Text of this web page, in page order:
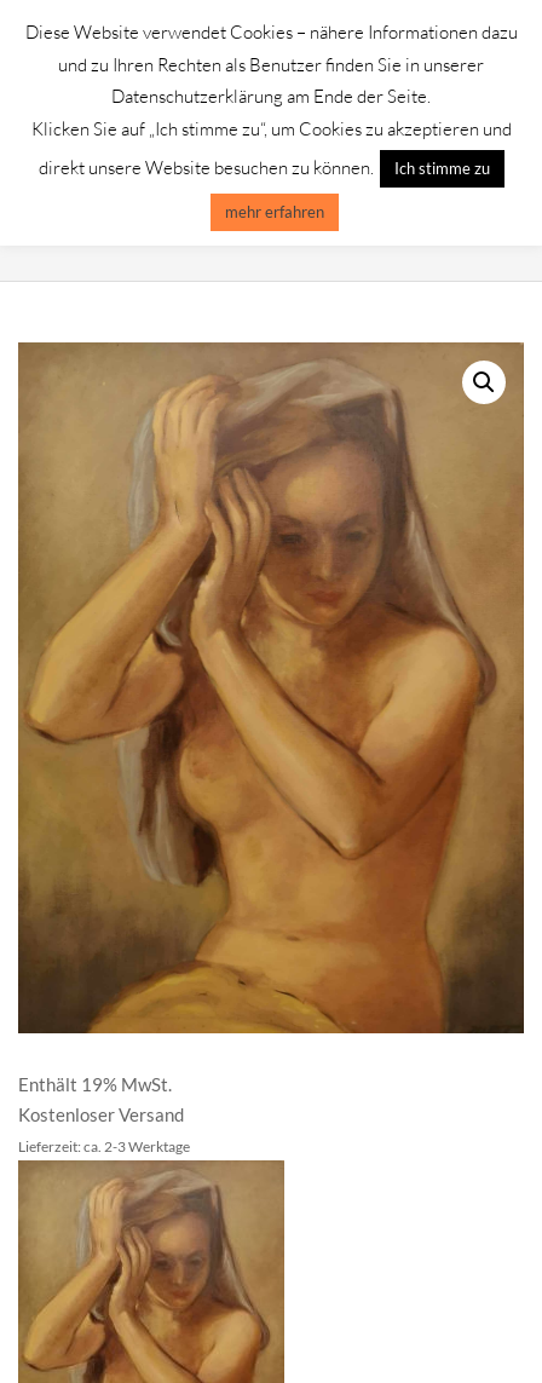
content GALERIE CHROMIK
Primary
Navigation
W. JUST
Enthält 19% MwSt.
Kostenloser Versand
Lieferzeit: ca. 2-3 Werktage
Diese Website verwendet Cookies – nähere Informationen dazu
und zu Ihren Rechten als Benutzer finden Sie in unserer
Datenschutzerklärung am Ende der Seite.
Klicken Sie auf „Ich stimme zu“, um Cookies zu akzeptieren und
direkt unsere Website besuchen zu können.
Ich stimme zu
mehr erfahren